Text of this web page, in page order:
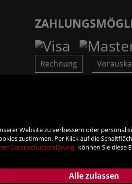
Rechnung
Website zu verbessern oder
zustimmen. Per Klick auf die
Datenschutzerklärung können Sie diese
Alle zulassen